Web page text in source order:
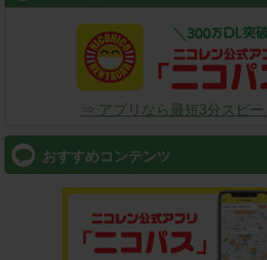
⇒ アプリなら最短3分スピー
おすすめコンテンツ